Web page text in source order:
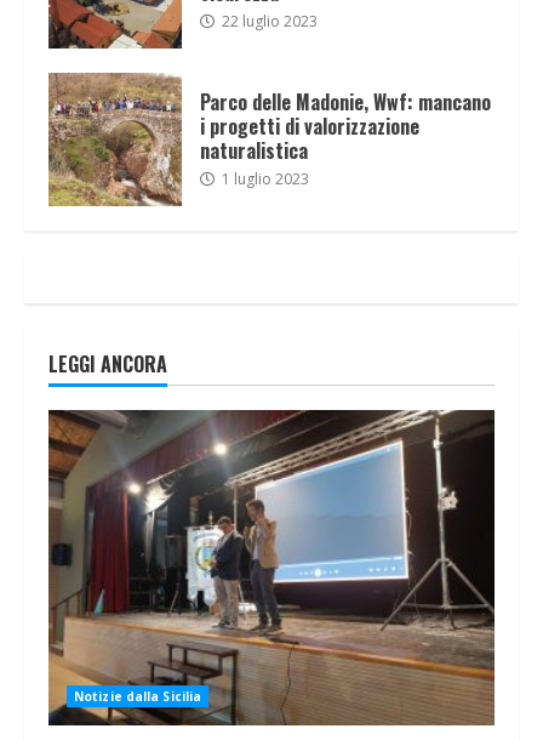
22 luglio 2023
Parco delle Madonie, Wwf: mancano
i progetti di valorizzazione
naturalistica
1 luglio 2023
LEGGI ANCORA
Notizie dalla Sicilia